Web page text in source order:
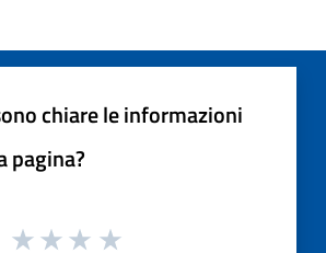
chiare le informazioni
pagina?